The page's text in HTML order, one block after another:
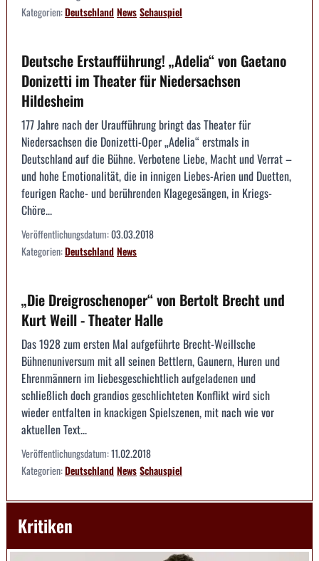
Kategorien:DeutschlandNewsSchauspiel
Deutsche Erstaufführung! „Adelia“ von Gaetano
Donizetti im Theater für Niedersachsen
Hildesheim
177 Jahre nach der Uraufführung bringt das Theater für
Niedersachsen die Donizetti-Oper „Adelia“ erstmals in
Deutschland auf die Bühne. Verbotene Liebe, Macht und Verrat –
und hohe Emotionalität, die in innigen Liebes-Arien und Duetten,
feurigen Rache- und berührenden Klagegesängen, in Kriegs-
Chöre...
Veröffentlichungsdatum:03.03.2018
Kategorien:DeutschlandNews
„Die Dreigroschenoper“ von Bertolt Brecht und
Kurt Weill - Theater Halle
Das 1928 zum ersten Mal aufgeführte Brecht-Weillsche
Bühnenuniversum mit all seinen Bettlern, Gaunern, Huren und
Ehrenmännern im liebesgeschichtlich aufgeladenen und
schließlich doch grandios geschlichteten Konflikt wird sich
wieder entfalten in knackigen Spielszenen, mit nach wie vor
aktuellen Text...
Veröffentlichungsdatum:11.02.2018
Kategorien:DeutschlandNewsSchauspiel
Kritiken